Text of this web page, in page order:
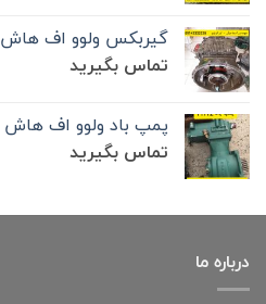
گیربکس ولوو اف هاش FH13
تماس بگیرید
پمپ باد ولوو اف هاش FH12
تماس بگیرید
درباره ما